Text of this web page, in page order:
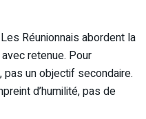
Réunionnais abordent la
retenue. Pour
pas un objectif secondaire.
d’humilité, pas de